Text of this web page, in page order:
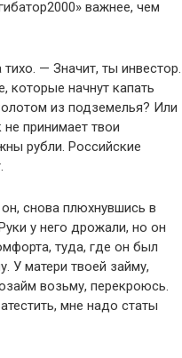
важнее, чем
— Значит, ты инвестор.
которые начнут капать
из подземелья? Или
принимает твои
рубли. Российские
снова плюхнувшись в
у него дрожали, но он
туда, где он был
У матери твоей займу,
возьму, перекроюсь.
мне надо статы